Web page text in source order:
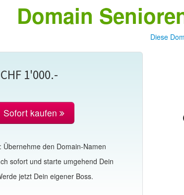
Domain
Diese
1'000.-
Sofort kaufen
: Übernehme den Domain-Namen
sofort und starte umgehend Dein
jetzt Dein eigener Boss.